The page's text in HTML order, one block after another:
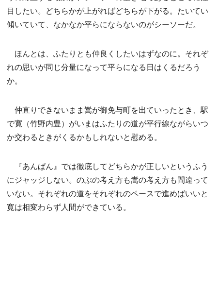
目したい。どちらかが上がればどちらが下がる。たいてい
傾いていて、なかなか平らにならないのがシーソーだ。
ほんとは、ふたりとも仲良くしたいはずなのに。それぞ
れの思いが同じ分量になって平らになる日はくるだろう
か。
仲直りできないまま嵩が御免与町を出ていったとき、駅
で寛（竹野内豊）がいまはふたりの道が平行線ながらいつ
か交わるときがくるかもしれないと慰める。
『あんぱん』では徹底してどちらかが正しいというふう
にジャッジしない。のぶの考え方も嵩の考え方も間違って
いない。それぞれの道をそれぞれのペースで進めばいいと
寛は相変わらず人間ができている。